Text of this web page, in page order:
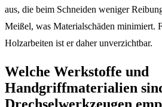
aus, die beim Schneiden weniger
Meißel, was Materialschäden minimiert.
Holzarbeiten ist er daher unverzichtbar.
Welche Werkstoffe und
Handgriffmaterialien